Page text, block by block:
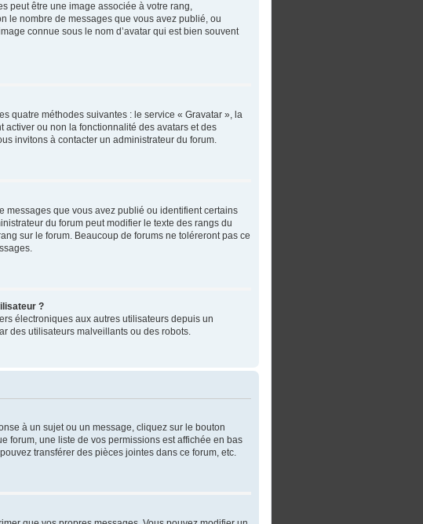
peut être une image associée à votre rang,
le nombre de messages que vous avez publié, ou
connue sous le nom d’avatar qui est bien souvent
quatre méthodes suivantes : le service « Gravatar », la
activer ou non la fonctionnalité des avatars et des
invitons à contacter un administrateur du forum.
messages que vous avez publié ou identifient certains
du forum peut modifier le texte des rangs du
sur le forum. Beaucoup de forums ne toléreront pas ce
?
électroniques aux autres utilisateurs depuis un
des utilisateurs malveillants ou des robots.
à un sujet ou un message, cliquez sur le bouton
forum, une liste de vos permissions est affichée en bas
transférer des pièces jointes dans ce forum, etc.